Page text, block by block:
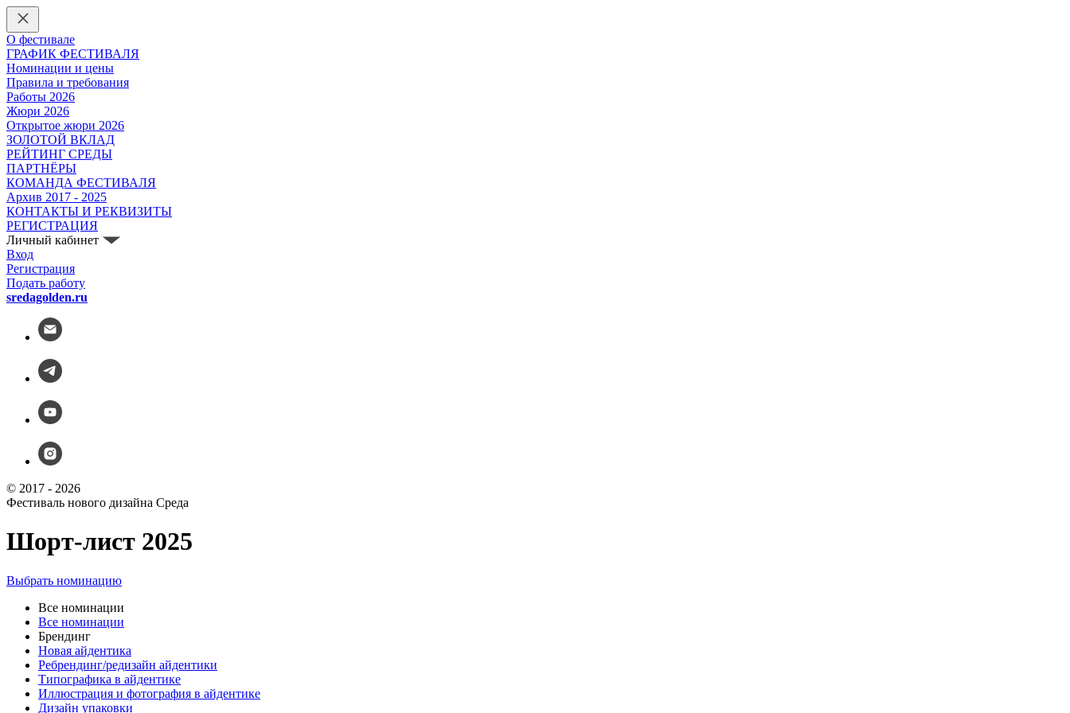
О фестивале
ГРАФИК ФЕСТИВАЛЯ
Номинации и цены
Правила и требования
Работы 2026
Жюри 2026
Открытое жюри 2026
ЗОЛОТОЙ ВКЛАД
РЕЙТИНГ СРЕДЫ
ПАРТНЁРЫ
КОМАНДА ФЕСТИВАЛЯ
Архив 2017 - 2025
КОНТАКТЫ И РЕКВИЗИТЫ
РЕГИСТРАЦИЯ
Личный кабинет
Вход
Регистрация
Подать работу
sredagolden.ru
© 2017 - 2026
Фестиваль нового дизайна Среда
Шорт-лист 2025
Выбрать номинацию
Все номинации
Все номинации
Брендинг
Новая айдентика
Ребрендинг/редизайн айдентики
Типографика в айдентике
Иллюстрация и фотография в айдентике
Дизайн упаковки